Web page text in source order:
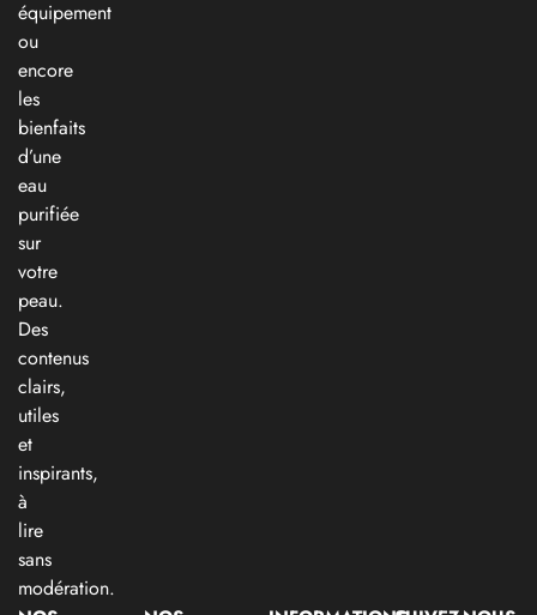
équipement
ou
encore
les
bienfaits
d’une
eau
purifiée
sur
votre
peau.
Des
contenus
clairs,
utiles
et
inspirants,
à
lire
sans
modération.